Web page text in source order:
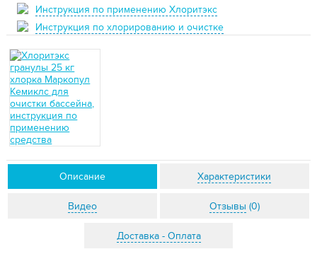
Инструкция по применению Хлоритэкс
Инструкция по хлорированию и очистке
Описание Характеристики
Видео Отзывы (0)
Доставка - Оплата